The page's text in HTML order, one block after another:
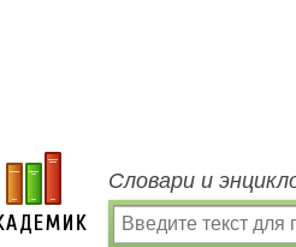
Словари и